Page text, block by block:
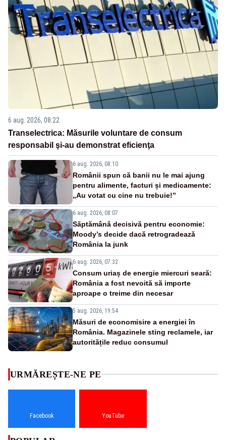
6 aug. 2026, 08:22
Transelectrica: Măsurile voluntare de consum
responsabil şi-au demonstrat eficienţa
6 aug. 2026, 08:10
Românii spun că banii nu le mai ajung
pentru alimente, facturi și medicamente:
„Au votat cu cine nu trebuie!”
6 aug. 2026, 08:07
Săptămână decisivă pentru economie:
Moody’s decide dacă retrogradează
România la junk
6 aug. 2026, 07:32
Consum uriaș de energie miercuri seară:
România a fost nevoită să importe
aproape o treime din necesar
5 aug. 2026, 19:54
Măsuri de economisire a energiei în
România. Magazinele sting reclamele, iar
autoritățile reduc consumul
URMĂREȘTE-NE PE
Facebook YouTube